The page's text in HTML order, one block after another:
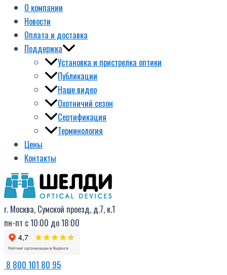
О компании
Новости
Оплата и доставка
Поддержка
Установка и пристрелка оптики
Публикации
Наше видео
Охотничий сезон
Сертификация
Терминология
Цены
Контакты
г. Москва, Сумской проезд, д.7, к.1
пн-пт с 10:00 до 18:00
8 800 101 80 95